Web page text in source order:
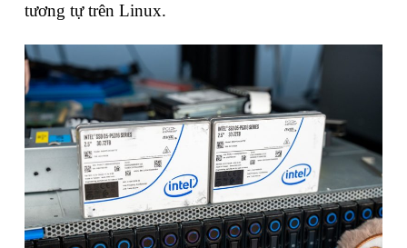
tương tự trên Linux.